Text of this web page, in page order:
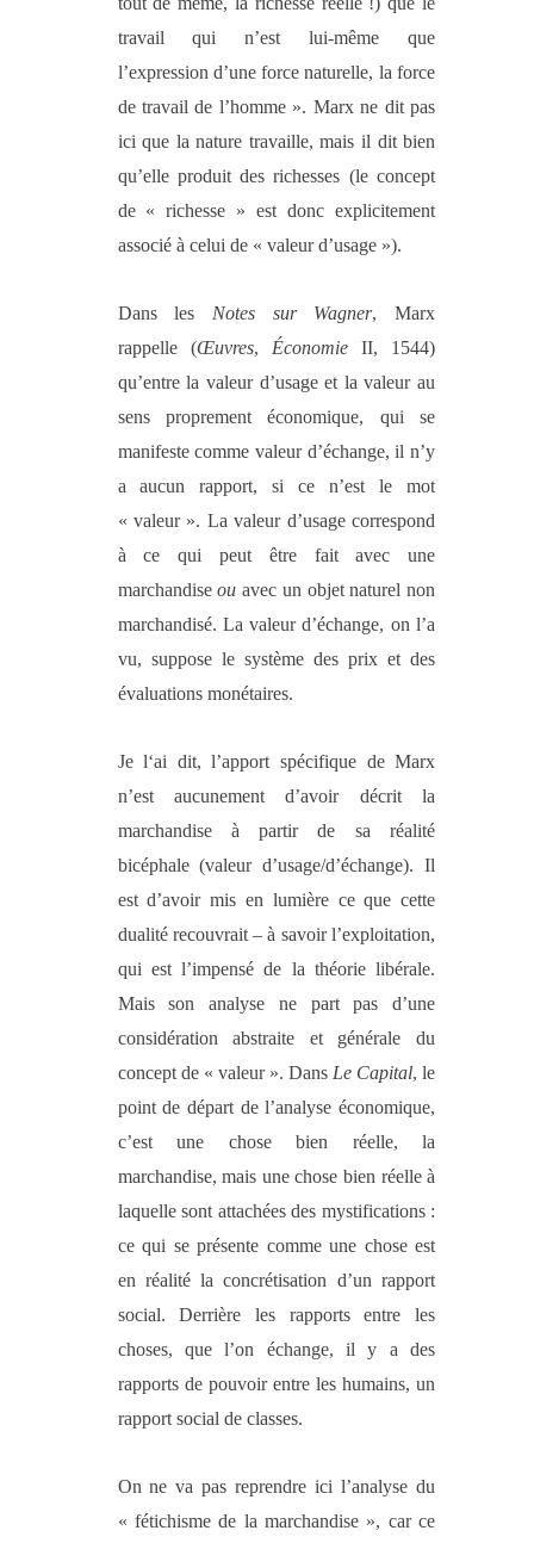
travail qui n’est lui-même que
l’expression d’une force naturelle, la force
de travail de l’homme ». Marx ne dit pas
ici que la nature travaille, mais il dit bien
qu’elle produit des richesses (le concept
de « richesse » estdonc explicitement
associé à celui de « valeur d’usage »).
Dans les Notes sur Wagner, Marx
rappelle (Œuvres, ÉconomieII, 1544)
qu’entre la valeur d’usage et la valeur au
sens proprement économique, qui se
manifeste comme valeur d’échange, il n’y
a aucun rapport, si ce n’est le mot
« valeur ». La valeur d’usage correspond
à ce qui peut être fait avec une
marchandiseou avec un objet naturel non
marchandisé. La valeur d’échange, on l’a
vu, suppose le système des prix et des
évaluations monétaires.
Je l‘ai dit, l’apport spécifique de Marx
n’est aucunement d’avoir décrit la
marchandise à partir de sa réalité
bicéphale (valeur d’usage/d’échange). Il
est d’avoir mis en lumière ce que cette
dualité recouvrait – à savoir l’exploitation,
qui est l’impensé de la théorie libérale.
Mais son analyse ne part pas d’une
considération abstraite et générale du
concept de « valeur ». Dans Le Capital, le
point de départ de l’analyse économique,
c’est une chose bien réelle, la
marchandise, mais une chose bien réelle à
laquelle sont attachées des mystifications :
ce qui se présente comme une chose est
en réalité la concrétisation d’un rapport
social. Derrière les rapports entre les
choses, que l’on échange, il y a des
rapports de pouvoir entre les humains, un
rapport social de classes.
On ne va pas reprendre ici l’analyse du
« fétichisme de la marchandise », car ce